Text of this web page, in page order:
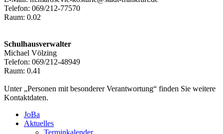
Telefon: 069/212-77570
Raum: 0.02
Schulhausverwalter
Michael Völzing
Telefon: 069/212-48949
Raum: 0.41
Unter „Personen mit besonderer Verantwortung“ finden Sie weitere
Kontaktdaten.
JoBa
Aktuelles
Terminkalender